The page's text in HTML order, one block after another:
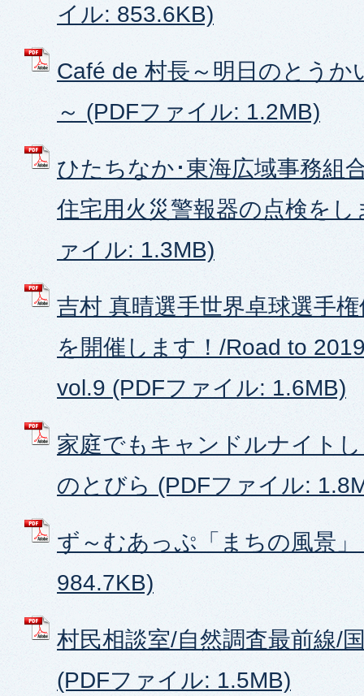
イル: 853.6KB)
Café de 村長～明日のとうか
～ (PDFファイル: 1.2MB)
ひたちなか･東海広域事務組
住宅用火災警報器の点検を
ァイル: 1.3MB)
吉村 真晴選手世界卓球選手
を開催します！/Road to
vol.9 (PDFファイル: 1.6MB)
家庭でもキャンドルナイト
のとびら (PDFファイル:
ず～むあっぷ「まちの風景
984.7KB)
村民相談室/自然調査最前線/
(PDFファイル: 1.5MB)